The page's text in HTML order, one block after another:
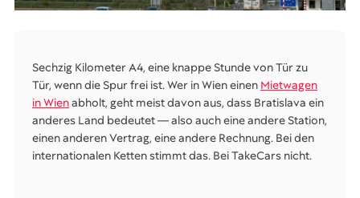
Sechzig Kilometer A4, eine knappe Stunde von Tür zu
Tür, wenn die Spur frei ist. Wer in Wien einen Mietwagen
in Wienabholt, geht meist davon aus, dass Bratislava ein
anderes Land bedeutet — also auch eine andere Station,
einen anderen Vertrag, eine andere Rechnung. Bei den
internationalen Ketten stimmt das. Bei TakeCars nicht.